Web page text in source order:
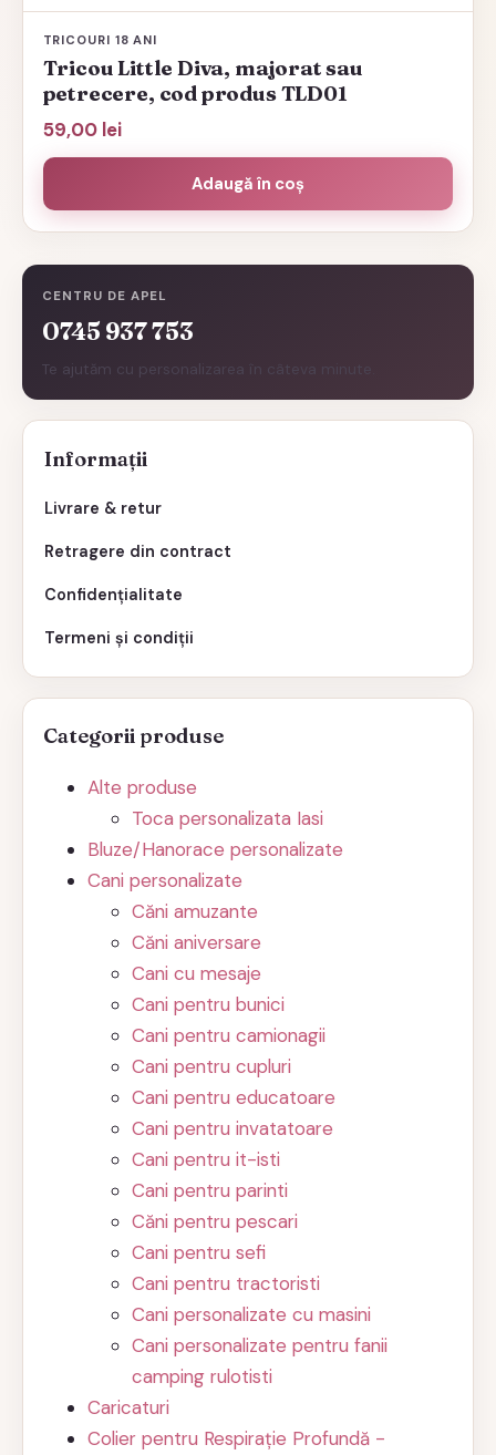
CENTRU DE APEL
0745 937 753
Te ajutăm cu personalizarea în câteva minute.
Informații
Livrare & retur
Retragere din contract
Confidențialitate
Termeni și condiții
Categorii produse
Alte produse
Toca personalizata Iasi
Bluze/Hanorace personalizate
Cani personalizate
Căni amuzante
Căni aniversare
Cani cu mesaje
Cani pentru bunici
Cani pentru camionagii
Cani pentru cupluri
Cani pentru educatoare
Cani pentru invatatoare
Cani pentru it-isti
Cani pentru parinti
Căni pentru pescari
Cani pentru sefi
Cani pentru tractoristi
Cani personalizate cu masini
Cani personalizate pentru fanii
camping rulotisti
Caricaturi
Colier pentru Respirație Profundă -
TRICOURI 18 ANI
Tricou Little Diva, majorat sau
petrecere, cod produs TLD01
59,00 lei
Adaugă în coș